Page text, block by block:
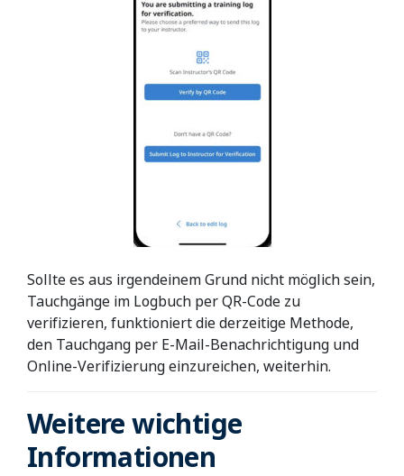
Sollte es aus irgendeinem Grund nicht möglich sein,
Tauchgänge im Logbuch per QR-Code zu
verifizieren, funktioniert die derzeitige Methode,
den Tauchgang per E-Mail-Benachrichtigung und
Online-Verifizierung einzureichen, weiterhin.
Weitere wichtige
Informationen